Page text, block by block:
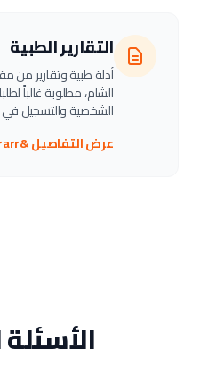
التقارير الطبية
أدلة طبية وتقارير من
الشام، مطلوبة غالباً
الشخصية والتسجيل في NHS.
عرض التفاصيل &rarr;